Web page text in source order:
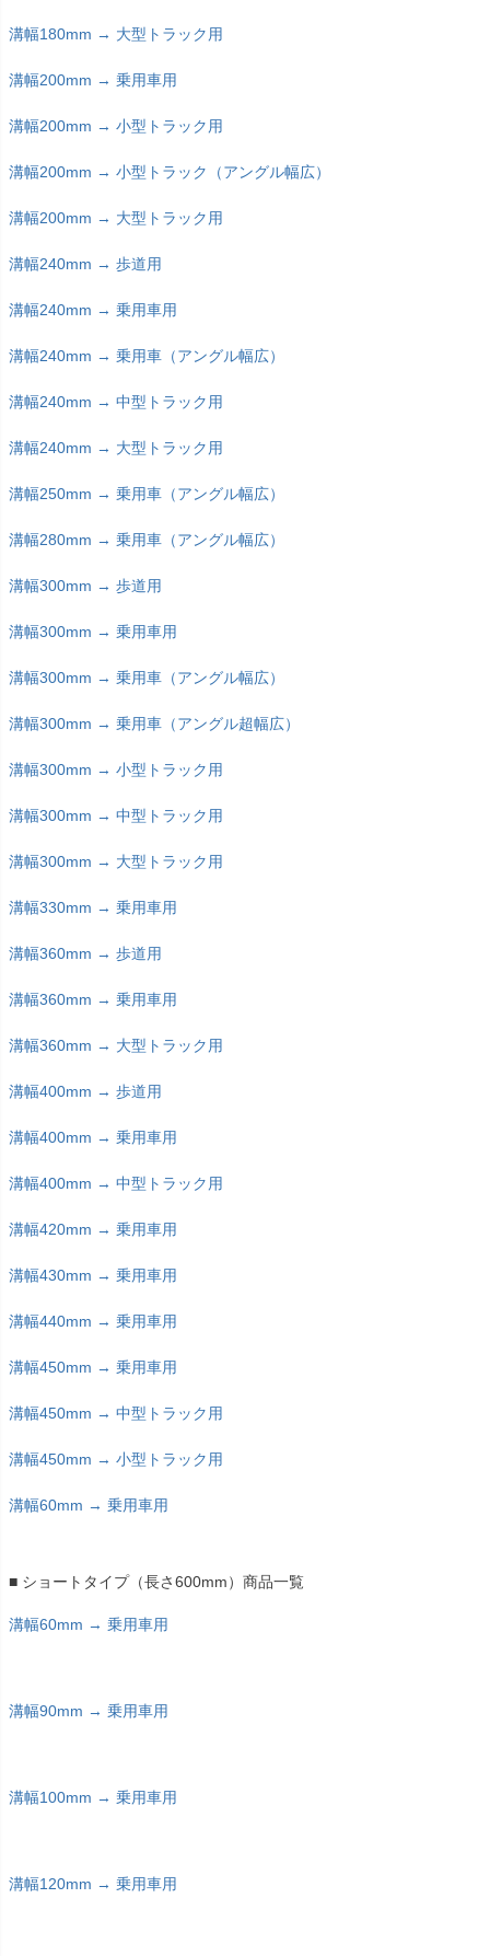
溝幅180mm → 大型トラック用
溝幅200mm → 乗用車用
溝幅200mm → 小型トラック用
溝幅200mm → 小型トラック（アングル幅広）
溝幅200mm → 大型トラック用
溝幅240mm → 歩道用
溝幅240mm → 乗用車用
溝幅240mm → 乗用車（アングル幅広）
溝幅240mm → 中型トラック用
溝幅240mm → 大型トラック用
溝幅250mm → 乗用車（アングル幅広）
溝幅280mm → 乗用車（アングル幅広）
溝幅300mm → 歩道用
溝幅300mm → 乗用車用
溝幅300mm → 乗用車（アングル幅広）
溝幅300mm → 乗用車（アングル超幅広）
溝幅300mm → 小型トラック用
溝幅300mm → 中型トラック用
溝幅300mm → 大型トラック用
溝幅330mm → 乗用車用
溝幅360mm → 歩道用
溝幅360mm → 乗用車用
溝幅360mm → 大型トラック用
溝幅400mm → 歩道用
溝幅400mm → 乗用車用
溝幅400mm → 中型トラック用
溝幅420mm → 乗用車用
溝幅430mm → 乗用車用
溝幅440mm → 乗用車用
溝幅450mm → 乗用車用
溝幅450mm → 中型トラック用
溝幅450mm → 小型トラック用
溝幅60mm → 乗用車用
■ ショートタイプ（長さ600mm）商品一覧
溝幅60mm → 乗用車用
溝幅90mm → 乗用車用
溝幅100mm → 乗用車用
溝幅120mm → 乗用車用